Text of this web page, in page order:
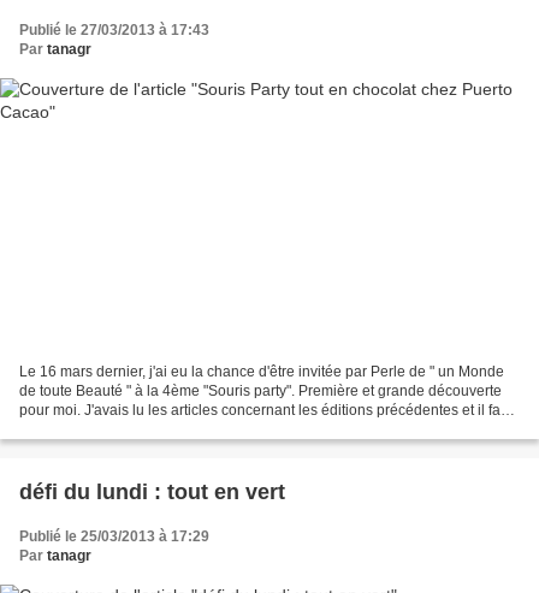
Publié le 27/03/2013 à 17:43
Par tanagr
Le 16 mars dernier, j'ai eu la chance d'être invitée par Perle de " un Monde
de toute Beauté " à la 4ème "Souris party". Première et grande découverte
pour moi. J'avais lu les articles concernant les éditions précédentes et il faut
défi du lundi : tout en vert
Publié le 25/03/2013 à 17:29
Par tanagr